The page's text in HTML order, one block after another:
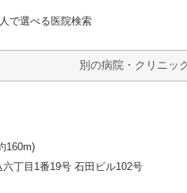
人で選べる医院検索
なび
160m)
丁目1番19号 石田ビル102号